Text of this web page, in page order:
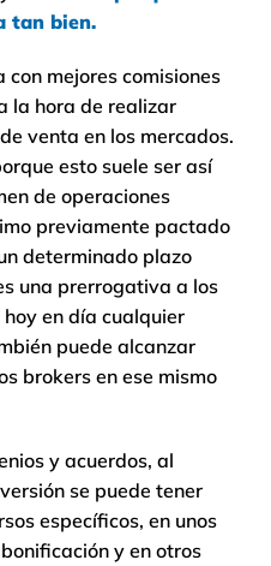
tan bien.
mejores comisiones
la hora de realizar
venta en los mercados.
esto suele ser así
de operaciones
previamente pactado
determinado plazo
una prerrogativa a los
en día cualquier
puede alcanzar
brokers en ese mismo
y acuerdos, al
se puede tener
específicos, en unos
y en otros